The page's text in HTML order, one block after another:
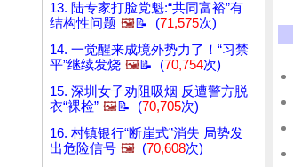
13. 陆专家打脸党魁:“共同富裕”有
结构性问题 🖼️📝 (71,575次)
14. 一觉醒来成境外势力了！“习禁
平”继续发烧 🖼️📝 (70,754次)
15. 深圳女子劝阻吸烟 反遭警方脱
衣“裸检” 🖼️📝 (70,705次)
16. 村镇银行“断崖式”消失 局势发
出危险信号 🖼️ (70,608次)